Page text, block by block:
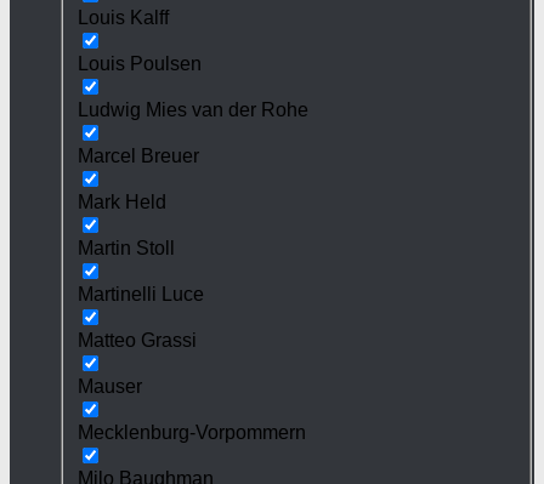
Louis Kalff
Louis Poulsen
Ludwig Mies van der Rohe
Marcel Breuer
Mark Held
Martin Stoll
Martinelli Luce
Matteo Grassi
Mauser
Mecklenburg-Vorpommern
Milo Baughman